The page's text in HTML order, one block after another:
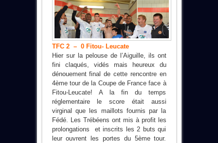
TFC 2 – 0 Fitou- Leucate
Hier sur la pelouse de l’Aiguille, ils ont
fini claqués, vidés mais heureux du
dénouement final de cette rencontre en
4ème tour de la Coupe de France face à
Fitou-Leucate! A la fin du temps
réglementaire le score était aussi
virginal que les maillots fournis par la
Fédé. Les Trébéens ont mis à profit les
prolongations et inscrits les 2 buts qui
leur ouvrent les portes du 5ème tour.